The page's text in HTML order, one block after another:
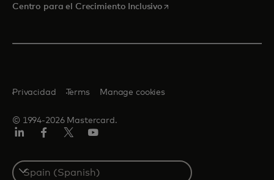
Centro para el Crecimiento Inclusivose abre en una pestaña
© 1994-2026 Mastercard.
Privacidad Terms Manage cookies
Select
a